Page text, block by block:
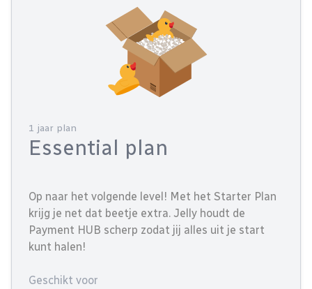
1 jaar plan
Essential plan
Op naar het volgende level! Met het Starter Plan
krijg je net dat beetje extra. Jelly houdt de
Payment HUB scherp zodat jij alles uit je start
kunt halen!
Geschikt voor